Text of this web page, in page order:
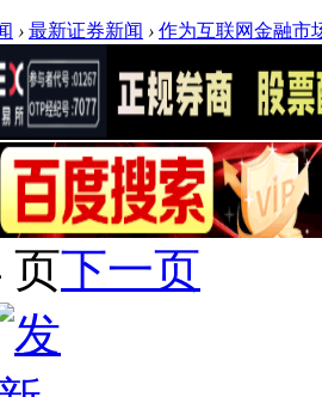
› 最新证券新闻 › 作为互联网金融市
页下一页